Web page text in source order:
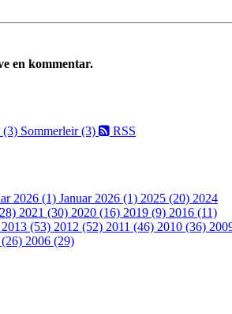
en kommentar.
(3) Sommerleir (3) RSS
2026 (1) Januar 2026 (1) 2025 (20) 2024
2021 (30) 2020 (16) 2019 (9) 2016 (11)
2013 (53) 2012 (52) 2011 (46) 2010 (36)
2006 (29)